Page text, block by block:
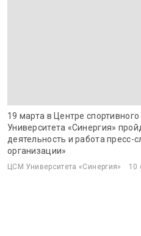
19 марта в Центре
Университета «Синергия»
деятельность и работа пресс-
организации»
ЦСМ Университета «Синергия» 10